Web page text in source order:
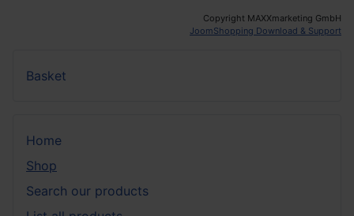
Copyright MAXXmarketing GmbH
JoomShopping Download & Support
Basket
Home
Shop
Search our products